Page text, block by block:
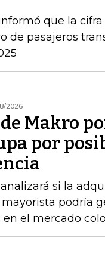
que la
de pasajeros
2026
Makro
por
si la
podría
el mercado